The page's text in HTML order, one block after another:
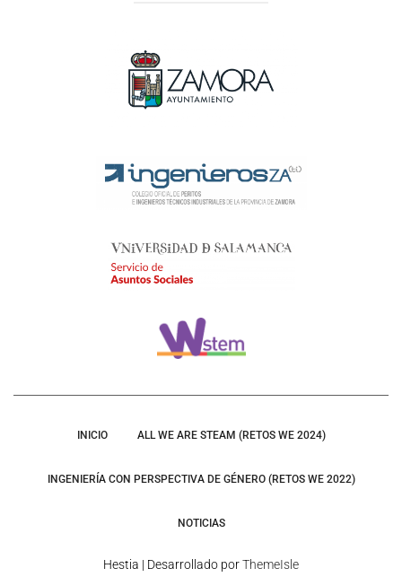
INICIO ALL WE ARE STEAM (RETOS WE 2024)
INGENIERÍA CON PERSPECTIVA DE GÉNERO (RETOS WE 2022)
NOTICIAS
Hestia | Desarrollado porThemeIsle